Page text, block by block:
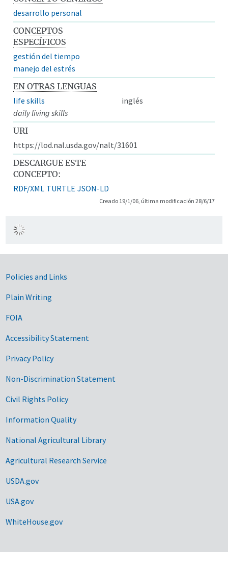
desarrollo personal
CONCEPTOS
ESPECÍFICOS
gestión del tiempo
manejo del estrés
EN OTRAS LENGUAS
life skills
inglés
daily living skills
URI
https://lod.nal.usda.gov/nalt/31601
DESCARGUE ESTE
CONCEPTO:
RDF/XML TURTLE JSON-LD
Creado 19/1/06, última modificación 28/6/17
Government Links
Policies and Links
Plain Writing
FOIA
Accessibility Statement
Privacy Policy
Non-Discrimination Statement
Civil Rights Policy
Information Quality
National Agricultural Library
Agricultural Research Service
USDA.gov
USA.gov
WhiteHouse.gov